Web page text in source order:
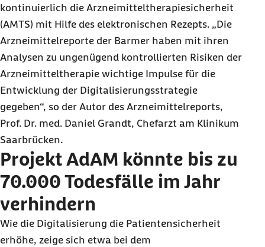
kontinuierlich die Arzneimitteltherapiesicherheit
(AMTS) mit Hilfe des elektronischen Rezepts. „Die
Arzneimittelreporte der Barmer haben mit ihren
Analysen zu ungenügend kontrollierten Risiken der
Arzneimitteltherapie wichtige Impulse für die
Entwicklung der Digitalisierungsstrategie
gegeben“, so der Autor des Arzneimittelreports,
Prof. Dr. med. Daniel Grandt, Chefarzt am Klinikum
Saarbrücken.
Projekt AdAM könnte bis zu
70.000 Todesfälle im Jahr
verhindern
Wie die Digitalisierung die Patientensicherheit
erhöhe, zeige sich etwa bei dem